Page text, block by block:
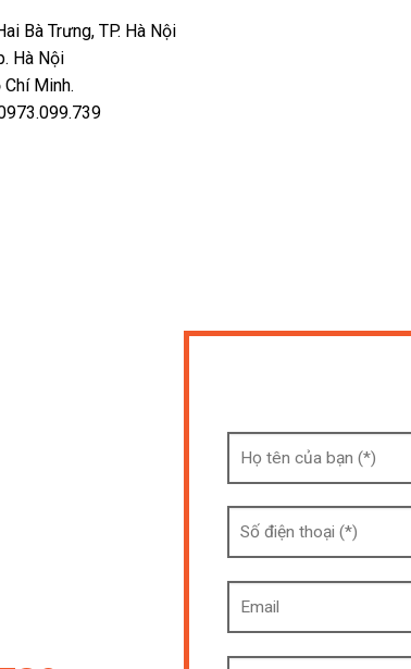
Bà Trưng, TP. Hà Nội
Hà Nội
Minh.